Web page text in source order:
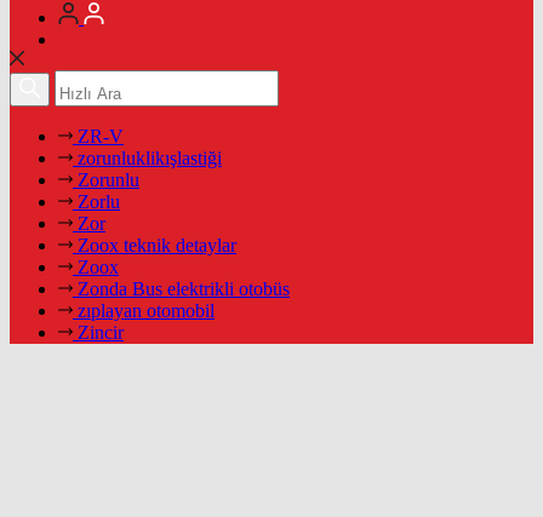
ZR-V
zorunluklikışlastiği
Zorunlu
Zorlu
Zor
Zoox teknik detaylar
Zoox
Zonda Bus elektrikli otobüs
zıplayan otomobil
Zincir